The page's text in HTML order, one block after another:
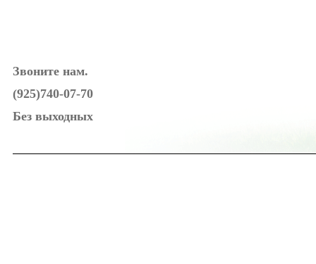
Звоните нам.
(925)740-07-70
Без выходных